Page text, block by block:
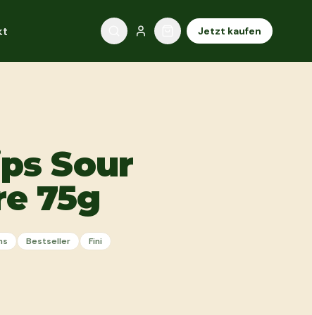
Jetzt kaufen
Sour
75g
Bestseller Fini